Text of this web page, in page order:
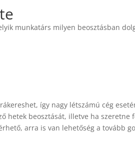
munkatárs milyen beosztásban
így nagy létszámú cég
hetek beosztását, illetve ha szeretne
arra is van lehetőség a tovább